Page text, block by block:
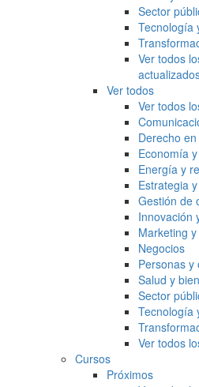
Sector
Tecnología
Ver todos
Ver todos
Ver todos
Derecho
Economía
Energía y
Estrategia
Gestión de
Innovación
Marketing
Negocios
Personas y
Salud y
Sector
Tecnología
Ver todos
Cursos
Próximos